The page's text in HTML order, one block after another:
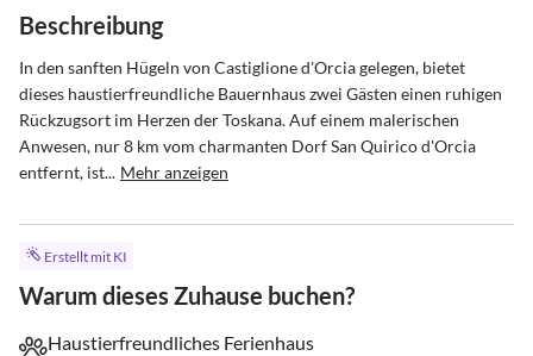
Beschreibung
In den sanften Hügeln von Castiglione d'Orcia gelegen, bietet
dieses haustierfreundliche Bauernhaus zwei Gästen einen ruhigen
Rückzugsort im Herzen der Toskana. Auf einem malerischen
Anwesen, nur 8 km vom charmanten Dorf San Quirico d'Orcia
entfernt, ist... Mehr anzeigen
Erstellt mit KI
Warum dieses Zuhause buchen?
Haustierfreundliches Ferienhaus